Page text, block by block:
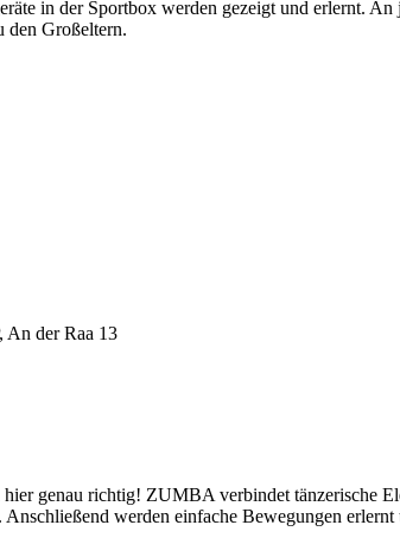
in der Sportbox werden gezeigt und erlernt.
den Großeltern.
An der Raa 13
genau richtig! ZUMBA verbindet tänzerische
werden einfache Bewegungen